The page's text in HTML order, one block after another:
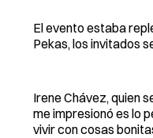
El evento estaba
Pekas, los invitados
Irene Chávez, quien
me impresionó es lo
vivir con cosas